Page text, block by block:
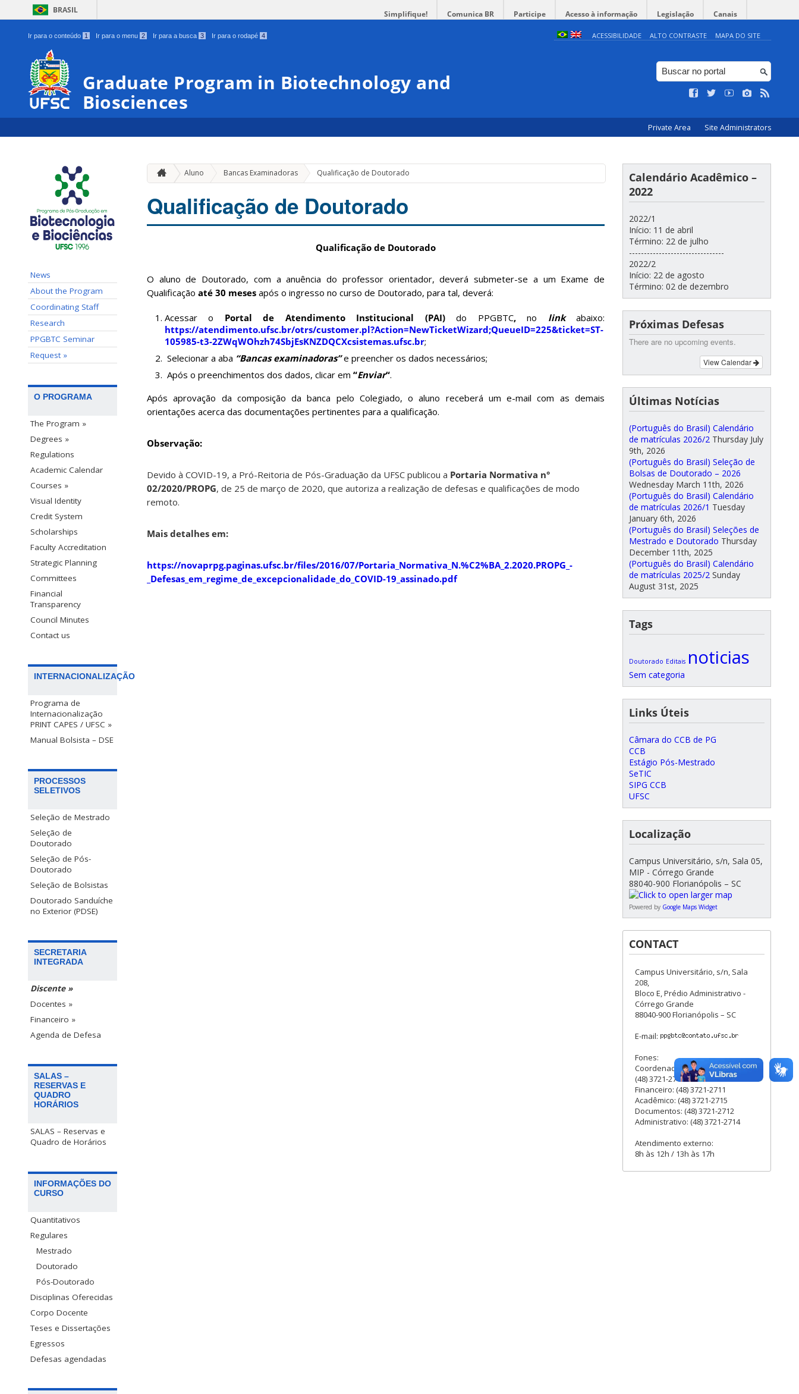
BRASIL Simplifique! Comunica BR Participe Acesso à informação Legislação Canais
Ir para o conteúdo 1 Ir para o menu 2 Ir para a busca 3 Ir para o rodapé 4 ACESSIBILIDADE ALTO CONTRASTE MAPA DO SITE
Graduate Program in Biotechnology and
Biosciences
Private Area Site Administrators
News
About the Program
Coordinating Staff
Research
PPGBTC Seminar
Request »
O PROGRAMA
The Program »
Degrees »
Regulations
Academic Calendar
Courses »
Visual Identity
Credit System
Scholarships
Faculty Accreditation
Strategic Planning
Committees
Financial
Transparency
Council Minutes
Contact us
INTERNACIONALIZAÇÃO
Programa de
Internacionalização
PRINT CAPES / UFSC »
Manual Bolsista – DSE
PROCESSOS
SELETIVOS
Seleção de Mestrado
Seleção de
Doutorado
Seleção de Pós-
Doutorado
Seleção de Bolsistas
Doutorado Sanduíche
no Exterior (PDSE)
SECRETARIA
INTEGRADA
Discente »
Docentes »
Financeiro »
Agenda de Defesa
SALAS –
RESERVAS E
QUADRO
HORÁRIOS
SALAS – Reservas e
Quadro de Horários
INFORMAÇÕES DO
CURSO
Quantitativos
Regulares
Mestrado
Doutorado
Pós-Doutorado
Disciplinas Oferecidas
Corpo Docente
Teses e Dissertações
Egressos
Defesas agendadas
Aluno Bancas Examinadoras Qualificação de Doutorado
Qualificação de Doutorado
Qualificação de Doutorado
O aluno de Doutorado, com a anuência do professor orientador, deverá submeter-se a um Exame de
Qualificação até 30 meses após o ingresso no curso de Doutorado, para tal, deverá:
Acessar o Portal de Atendimento Institucional (PAI)do PPGBTC,no linkabaixo:
https://atendimento.ufsc.br/otrs/customer.pl?Action=NewTicketWizard;QueueID=225&ticket=ST-
105985-t3-2ZWqWOhzh74SbjEsKNZDQCXcsistemas.ufsc.br;
Selecionar a aba “Bancas examinadoras”e preencher os dados necessários;
Após o preenchimentos dos dados, clicar em “Enviar“.
Após aprovação da composição da banca pelo Colegiado, o aluno receberá um e-mail com as demais
orientações acerca das documentações pertinentes para a qualificação.
Observação:
Devido à COVID-19, a Pró-Reitoria de Pós-Graduação da UFSC publicou a Portaria Normativa n°
02/2020/PROPG, de 25 de março de 2020, que autoriza a realização de defesas e qualificações de modo
remoto.
Mais detalhes em:
https://novaprpg.paginas.ufsc.br/files/2016/07/Portaria_Normativa_N.%C2%BA_2.2020.PROPG_-
_Defesas_em_regime_de_excepcionalidade_do_COVID-19_assinado.pdf
Calendário Acadêmico –
2022
2022/1
Início: 11 de abril
Término: 22 de julho
--------------------------------
2022/2
Início: 22 de agosto
Término: 02 de dezembro
Próximas Defesas
There are no upcoming events.
View Calendar
Últimas Notícias
(Português do Brasil) Calendário
de matrículas 2026/2 Thursday July
9th, 2026
(Português do Brasil) Seleção de
Bolsas de Doutorado – 2026
Wednesday March 11th, 2026
(Português do Brasil) Calendário
de matrículas 2026/1 Tuesday
January 6th, 2026
(Português do Brasil) Seleções de
Mestrado e Doutorado Thursday
December 11th, 2025
(Português do Brasil) Calendário
de matrículas 2025/2 Sunday
August 31st, 2025
Tags
Doutorado Editais noticias
Sem categoria
Links Úteis
Câmara do CCB de PG
CCB
Estágio Pós-Mestrado
SeTIC
SIPG CCB
UFSC
Localização
Campus Universitário, s/n, Sala 05,
MIP - Córrego Grande
88040-900 Florianópolis – SC
Powered by Google Maps Widget
CONTACT
Campus Universitário, s/n, Sala
208,
Bloco E, Prédio Administrativo -
Córrego Grande
88040-900 Florianópolis – SC
E-mail:
Fones:
Coordenadora Administrativa:
(48) 3721-2713
Financeiro: (48) 3721-2711
Acadêmico: (48) 3721-2715
Documentos: (48) 3721-2712
Administrativo: (48) 3721-2714
Atendimento externo:
8h às 12h / 13h às 17h